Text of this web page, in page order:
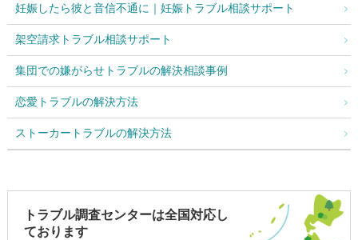
妊娠したら彼と音信不通に｜妊娠トラブル相談サポート
架空請求トラブル相談サポート
集団での嫌がらせトラブルの解決相談事例
恋愛トラブルの解決方法
ストーカートラブルの解決方法
トラブル調査センターは全国対応し
ております